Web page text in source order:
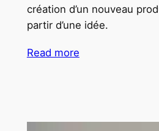
création d’un nouveau
partir d’une idée.
Read more